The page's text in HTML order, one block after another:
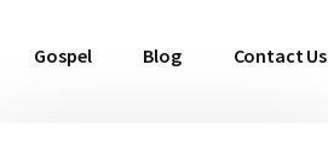
Gospel Blog Contact Us